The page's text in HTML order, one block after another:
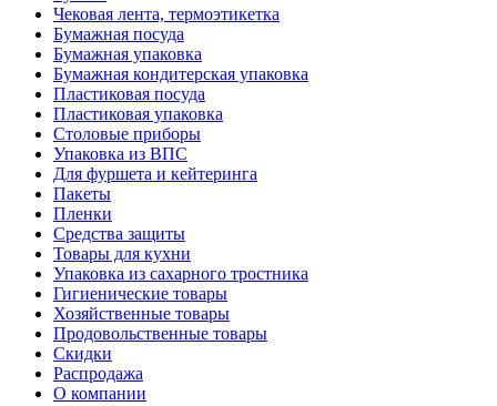
Чековая лента, термоэтикетка
Бумажная посуда
Бумажная упаковка
Бумажная кондитерская упаковка
Пластиковая посуда
Пластиковая упаковка
Столовые приборы
Упаковка из ВПС
Для фуршета и кейтеринга
Пакеты
Пленки
Средства защиты
Товары для кухни
Упаковка из сахарного тростника
Гигиенические товары
Хозяйственные товары
Продовольственные товары
Скидки
Распродажа
О компании